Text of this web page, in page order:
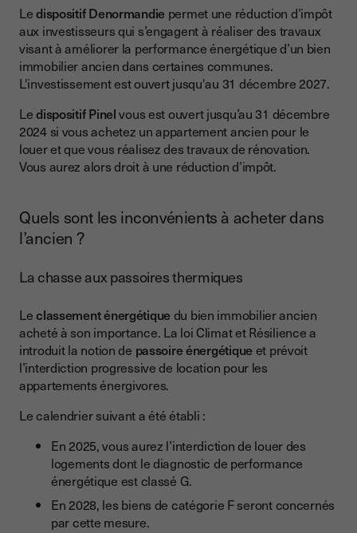
Ledispositif Denormandie permet une réduction d’impôt
aux investisseurs qui s’engagent à réaliser des travaux
visant à améliorer la performance énergétique d’un bien
immobilier ancien dans certaines communes.
L'investissement est ouvert jusqu'au 31 décembre 2027.
Ledispositif Pinelvous est ouvert jusqu’au 31 décembre
2024 si vous achetez un appartement ancien pour le
louer et que vous réalisez des travaux de rénovation.
Vous aurez alors droit à une réduction d’impôt.
Quels sont les inconvénients à acheter dans
l’ancien ?
La chasse aux passoires thermiques
Leclassement énergétiquedu bien immobilier ancien
acheté à son importance. La loi Climat et Résilience a
introduit la notion de passoire énergétiqueet prévoit
l’interdiction progressive de location pour les
appartements énergivores.
Le calendrier suivant a été établi :
En 2025, vous aurez l’interdiction de louer des
logements dont le diagnostic de performance
énergétique est classé G.
En 2028, les biens de catégorie F seront concernés
par cette mesure.